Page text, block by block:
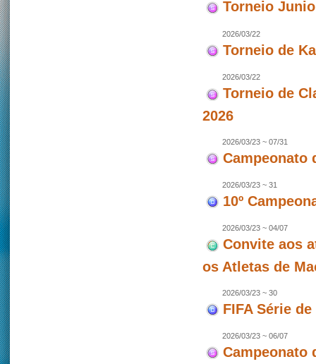
Torneio
2026/03/22
Torneio de
2026/03/22
Torneio de
2026
2026/03/23 ~ 07/31
Campeonato
2026/03/23 ~ 31
10º
2026/03/23 ~ 04/07
Convite aos
os Atletas de
2026/03/23 ~ 30
FIFA Série
2026/03/23 ~ 06/07
Campeonato